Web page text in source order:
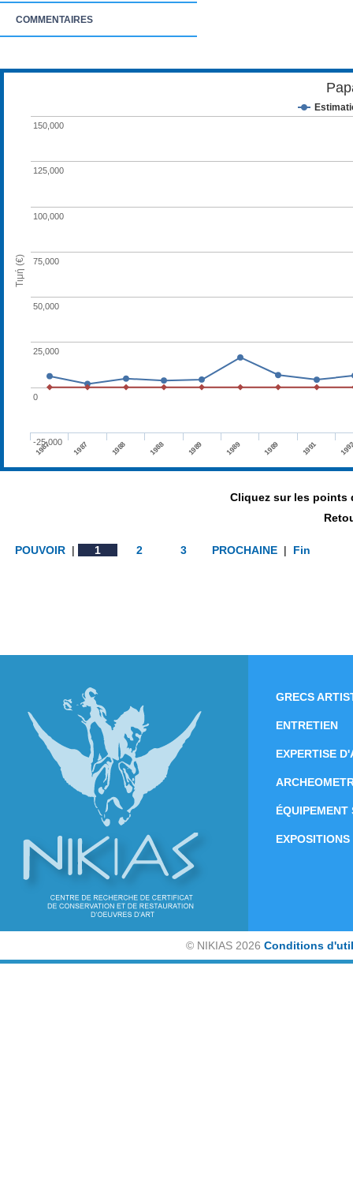
COMMENTAIRES
Τιμή (€)
1987 1987 1988 1988 1989 1989 1989 1991
-25,000
0
25,000
50,000
75,000
100,000
125,000
150,000
Cliquez sur les points
POUVOIR | 1 2 3 PROCHAINE | Fin
GRECS
ENTRETIEN
EXPERTISE
ÉQUIPEMENT
EXPOSITIONS
© NIKIAS 2026 Conditions